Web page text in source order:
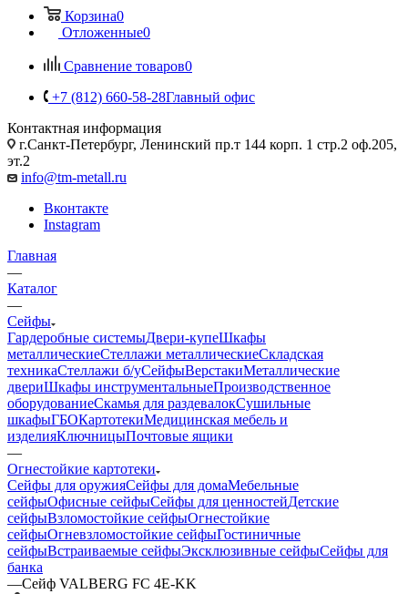
Корзина0
Отложенные0
Сравнение товаров0
+7 (812) 660-58-28Главный офис
Контактная информация
г.Санкт-Петербург, Ленинский пр.т 144 корп. 1 стр.2 оф.205,
эт.2
info@tm-metall.ru
Вконтакте
Instagram
Главная
—
Каталог
—
Сейфы
Гардеробные системыДвери-купеШкафы
металлическиеСтеллажи металлическиеСкладская
техникаСтеллажи б/уСейфыВерстакиМеталлические
двериШкафы инструментальныеПроизводственное
оборудованиеСкамья для раздевалокСушильные
шкафыГБОКартотекиМедицинская мебель и
изделияКлючницыПочтовые ящики
—
Огнестойкие картотеки
Сейфы для оружияСейфы для домаМебельные
сейфыОфисные сейфыСейфы для ценностейДетские
сейфыВзломостойкие сейфыОгнестойкие
сейфыОгневзломостойкие сейфыГостиничные
сейфыВстраиваемые сейфыЭксклюзивные сейфыСейфы для
банка
—Сейф VALBERG FC 4E-KK